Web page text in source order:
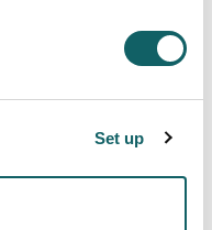
Set up